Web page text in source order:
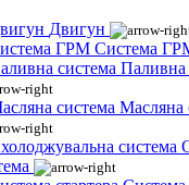
Двигун
Система
Паливна
Масляна